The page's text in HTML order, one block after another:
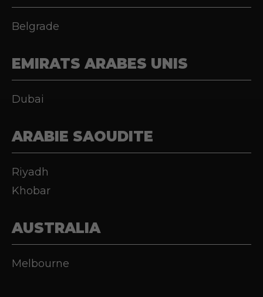
Belgrade
EMIRATS ARABES UNIS
Dubai
ARABIE SAOUDITE
Riyadh
Khobar
AUSTRALIA
Melbourne